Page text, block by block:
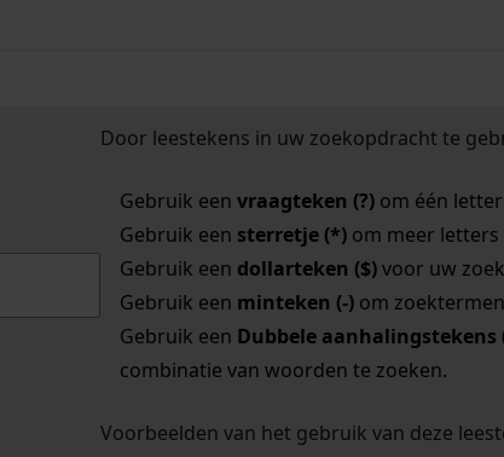
Door leestekens in uw zoekopdracht te
Gebruik een vraagteken (?)om één
Gebruik een sterretje (*)om meer letters
Gebruik een dollarteken ($)voor uw
Gebruik een minteken (-)om
Gebruik een Dubbele aanhalingstekens
combinatie van woorden te zoeken.
Voorbeelden van het gebruik van deze